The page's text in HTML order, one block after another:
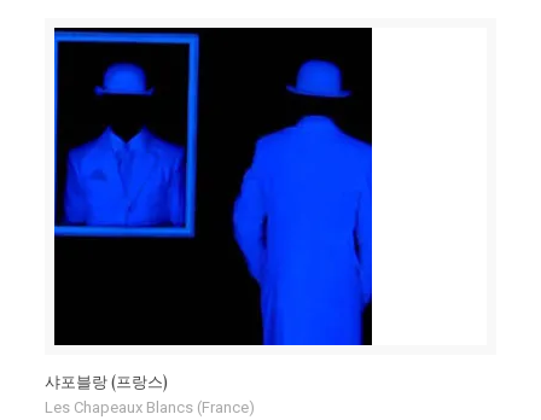
샤포블랑 (프랑스)
Les Chapeaux Blancs (France)